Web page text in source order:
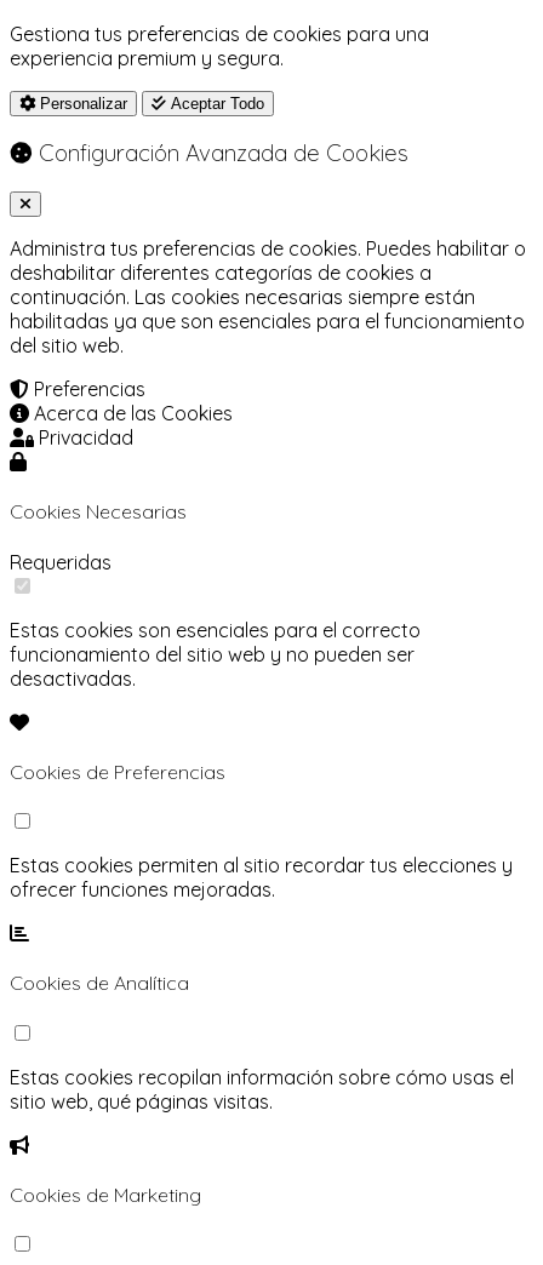
Gestiona tus preferencias de cookies para una
experiencia premium y segura.
Personalizar Aceptar Todo
Configuración Avanzada de Cookies
Administra tus preferencias de cookies. Puedes habilitar o
deshabilitar diferentes categorías de cookies a
continuación. Las cookies necesarias siempre están
habilitadas ya que son esenciales para el funcionamiento
del sitio web.
Preferencias
Acerca de las Cookies
Privacidad
Cookies Necesarias
Requeridas
Estas cookies son esenciales para el correcto
funcionamiento del sitio web y no pueden ser
desactivadas.
Cookies de Preferencias
Estas cookies permiten al sitio recordar tus elecciones y
ofrecer funciones mejoradas.
Cookies de Analítica
Estas cookies recopilan información sobre cómo usas el
sitio web, qué páginas visitas.
Cookies de Marketing